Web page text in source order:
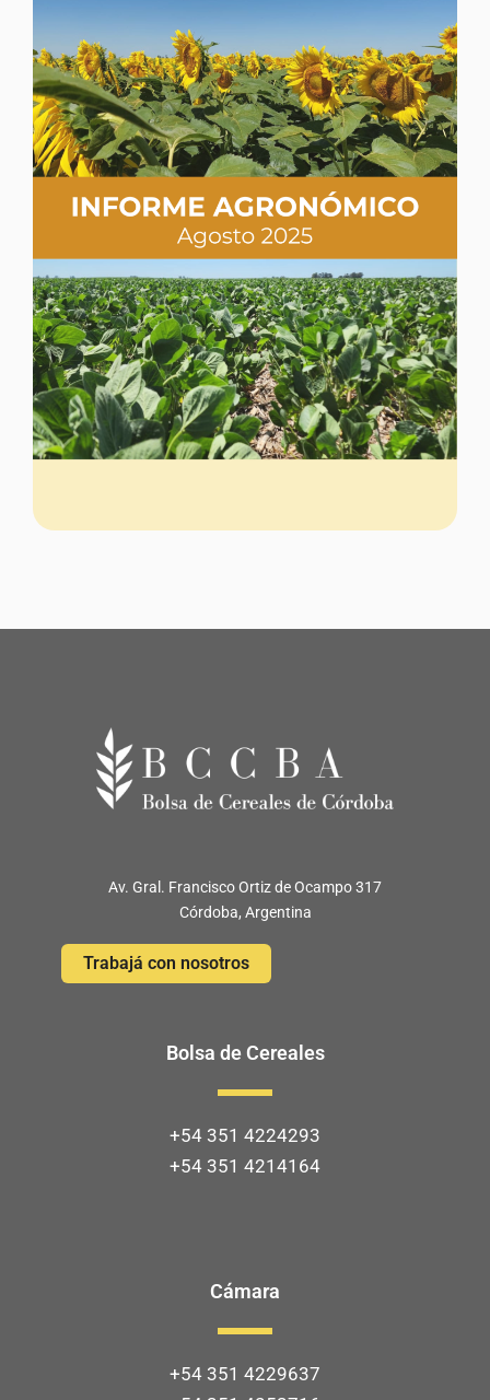
Av. Gral. Francisco Ortiz de Ocampo 317
Córdoba, Argentina
Trabajá con nosotros
Bolsa de Cereales
+54 351 4224293
+54 351 4214164
Cámara
+54 351 4229637